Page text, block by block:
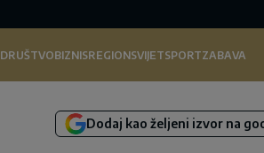
DRUŠTVOBIZNISREGIONSVIJETSPORTZABAVA
Dodaj kao željeni izvor na